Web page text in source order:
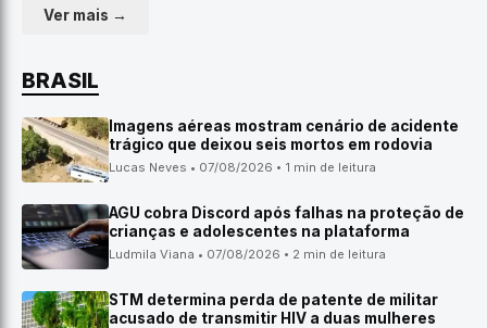
Ver mais →
BRASIL
Imagens aéreas mostram cenário de acidente
trágico que deixou seis mortos em rodovia
Lucas Neves • 07/08/2026 • 1 min de leitura
AGU cobra Discord após falhas na proteção de
crianças e adolescentes na plataforma
Ludmila Viana • 07/08/2026 • 2 min de leitura
STM determina perda de patente de militar
acusado de transmitir HIV a duas mulheres